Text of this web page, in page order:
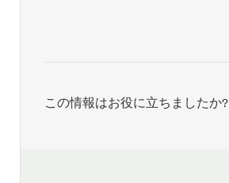
この情報はお役に立ちましたか?